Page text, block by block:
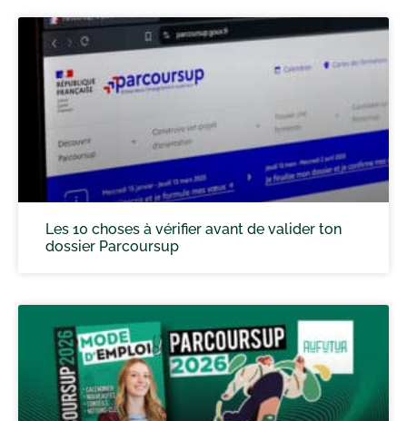
Les 10 choses à vérifier avant de valider ton
dossier Parcoursup